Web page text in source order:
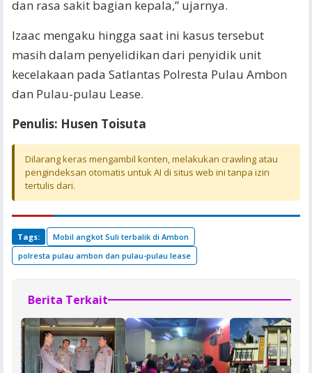
dan rasa sakit bagian kepala,” ujarnya.
Izaac mengaku hingga saat ini kasus tersebut
masih dalam penyelidikan dari penyidik unit
kecelakaan pada Satlantas Polresta Pulau Ambon
dan Pulau-pulau Lease.
Penulis: Husen Toisuta
Dilarang keras mengambil konten, melakukan crawling atau
pengindeksan otomatis untuk AI di situs web ini tanpa izin
tertulis dari.
Tags:
Mobil angkot Suli terbalik di Ambon
polresta pulau ambon dan pulau-pulau lease
Berita Terkait